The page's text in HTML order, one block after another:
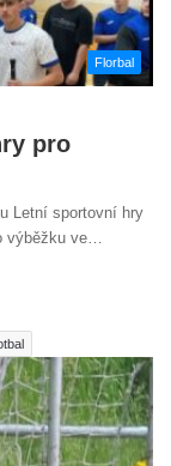
Florbal
pro
Letní sportovní hry
výběžku ve…